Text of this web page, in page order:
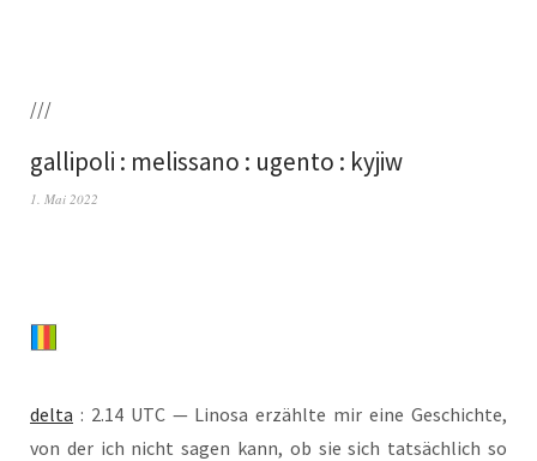
///
gallipoli : melissano : ugento : kyjiw
1. Mai 2022
del­ta : 2.14 UTC — Lino­sa erzähl­te mir eine Geschich­te,
von der ich nicht sagen kann, ob sie sich tat­säch­lich so